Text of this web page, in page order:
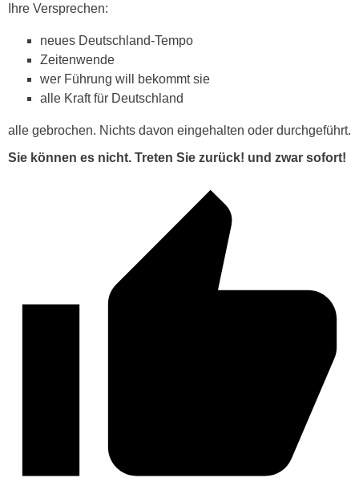
Ihre Versprechen:
neues Deutschland-Tempo
Zeitenwende
wer Führung will bekommt sie
alle Kraft für Deutschland
alle gebrochen. Nichts davon eingehalten oder durchgeführt.
Sie können es nicht. Treten Sie zurück! und zwar sofort!